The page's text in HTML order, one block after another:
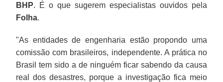
BHP. É o que sugerem especialistas ouvidos pela
Folha.
"As entidades de engenharia estão propondo uma
comissão com brasileiros, independente. A prática no
Brasil tem sido a de ninguém ficar sabendo da causa
real dos desastres, porque a investigação fica meio